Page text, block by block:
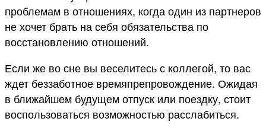
проблемам в отношениях, когда один из партнеров
не хочет брать на себя обязательства по
восстановлению отношений.
Если же во сне вы веселитесь с коллегой, то вас
ждет беззаботное времяпрепровождение. Ожидая
в ближайшем будущем отпуск или поездку, стоит
воспользоваться возможностью расслабиться.